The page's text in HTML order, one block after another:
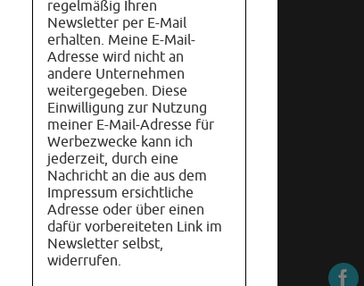
regelmäßig Ihren
Newsletter per E-Mail
erhalten. Meine E-Mail-
Adresse wird nicht an
andere Unternehmen
weitergegeben. Diese
Einwilligung zur Nutzung
meiner E-Mail-Adresse für
Werbezwecke kann ich
jederzeit, durch eine
Nachricht an die aus dem
Impressum ersichtliche
Adresse oder über einen
dafür vorbereiteten Link im
Newsletter selbst,
widerrufen.